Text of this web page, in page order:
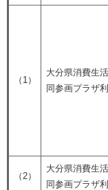
（1）
大分県消費生
同参画プラザ
（2）
大分県消費生
同参画プラザ